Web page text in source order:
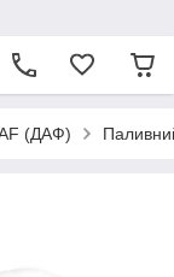
(ДАФ)